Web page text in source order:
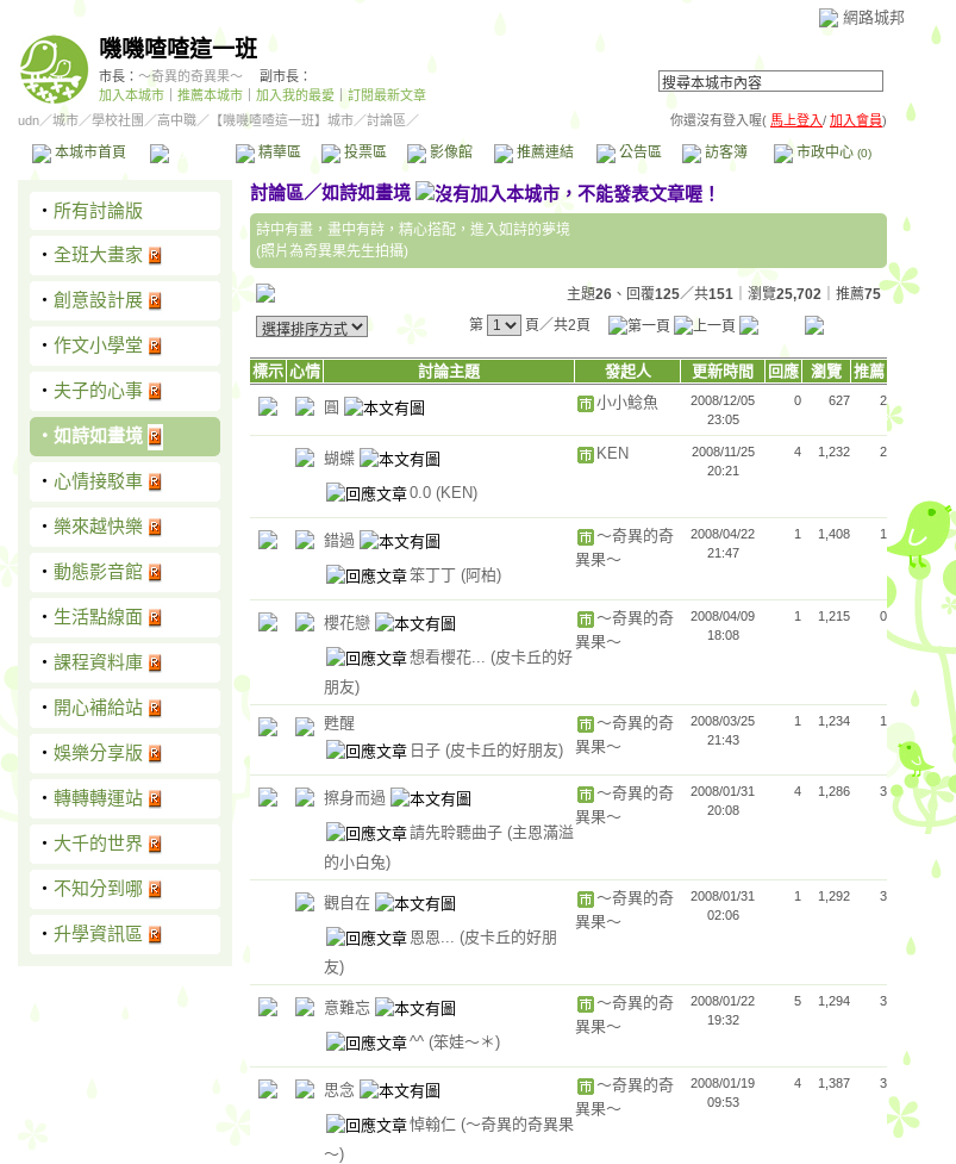
網路城邦
嘰嘰喳喳這一班
市長： ～奇異的奇異果～
副市長：
加入本城市
推薦本城市 加入我的最愛 ｜ 訂閱最新文章
udn／城市／學校社團 ／高中職／ 【嘰嘰喳喳這一班】城市／討論區／ 你還沒有登入喔( 馬上登入/ 加入會員)
本城市首頁 精華區 投票區 影像館 推薦連結 公告區 訪客簿 市政中心 (0)
‧ 所有討論版
‧ 全班大畫家
‧ 創意設計展
‧ 作文小學堂
‧ 夫子的心事
‧ 如詩如畫境
‧ 心情接駁車
‧ 樂來越快樂
‧ 動態影音館
‧ 生活點線面
‧ 課程資料庫
‧ 開心補給站
‧ 娛樂分享版
‧ 轉轉轉運站
‧ 大千的世界
‧ 不知分到哪
‧ 升學資訊區
討論區／如詩如畫境
詩中有畫，畫中有詩，精心搭配，進入如詩的夢境
(照片為奇異果先生拍攝)
主題26 、回覆125／共151 ｜瀏覽25,702 ｜推薦75
第
頁／共2頁
標示 心情 討論主題 發起人 更新時間 回應 瀏覽
推薦
圓
小小鯰魚
2008/12/05
23:05
0 627 2
蝴蝶
0.0 (KEN)
KEN
2008/11/25
20:21
4 1,232 2
錯過
笨丁丁 (阿柏)
～奇異的奇
異果～
2008/04/22
21:47
1 1,408 1
櫻花戀
想看櫻花... (皮卡丘的好
朋友)
～奇異的奇
異果～
2008/04/09
18:08
1 1,215 0
甦醒
日子 (皮卡丘的好朋友)
～奇異的奇
異果～
2008/03/25
21:43
1 1,234 1
擦身而過
請先聆聽曲子 (主恩滿溢
的小白兔)
～奇異的奇
異果～
2008/01/31
20:08
4 1,286 3
觀自在
恩恩... (皮卡丘的好朋
友)
～奇異的奇
異果～
2008/01/31
02:06
1 1,292 3
意難忘
^^ (笨娃～＊)
～奇異的奇
異果～
2008/01/22
19:32
5 1,294 3
思念
悼翰仁 (～奇異的奇異果
～)
～奇異的奇
異果～
2008/01/19
09:53
4 1,387 3